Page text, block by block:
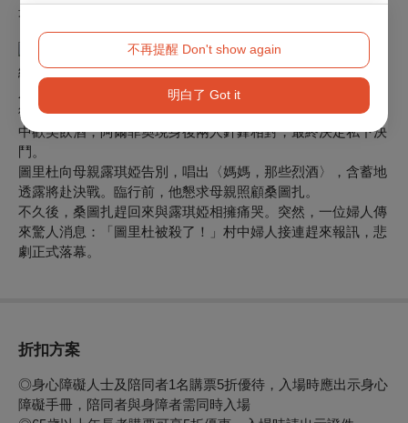
不再提醒 Don't show again
明白了 Got it
最終將桑圖扎推倒在地，隨洛拉離去。
陰影逐漸逼近：
絕望的桑圖扎將一切告訴了阿爾菲奧，激起他內心的怒火。兩
人共同發誓要為這段背叛討回公道。
復活節儀式結束，村民紛紛離開教堂。圖里杜與羅拉混在人群
中歡笑飲酒，阿爾菲奧現身後兩人針鋒相對，最終決定私下決
鬥。
圖里杜向母親露琪婭告別，唱出〈媽媽，那些烈酒〉，含蓄地
透露將赴決戰。臨行前，他懇求母親照顧桑圖扎。
不久後，桑圖扎趕回來與露琪婭相擁痛哭。突然，一位婦人傳
來驚人消息：「圖里杜被殺了！」村中婦人接連趕來報訊，悲
劇正式落幕。
折扣方案
◎身心障礙人士及陪同者1名購票5折優待，入場時應出示身心
障礙手冊，陪同者與身障者需同時入場